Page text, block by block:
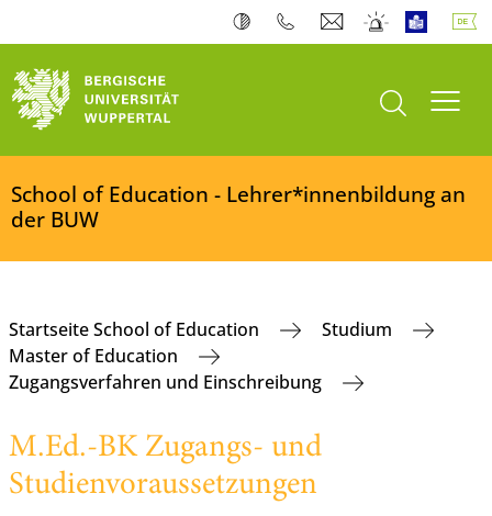
Suche öffnen
School of Education - Lehrer*innenbildung an
der BUW
Startseite School of Education
Studium
Master of Education
Zugangsverfahren und Einschreibung
M.Ed.-BK Zugangs- und
Studienvoraussetzungen